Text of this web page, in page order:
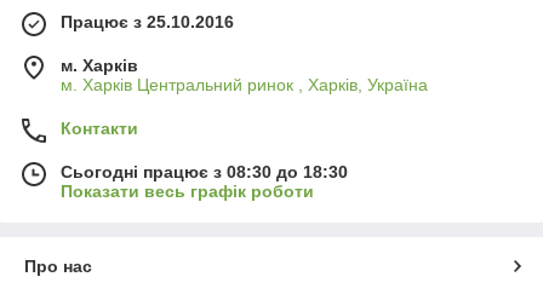
Працює з 25.10.2016
м. Харків
м. Харків Центральний ринок , Харків, Україна
Контакти
Сьогодні працює з 08:30 до 18:30
Показати весь графік роботи
Про нас